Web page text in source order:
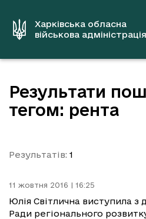
вмістуХарківська обласна
військова адміністрація
Результати
тегом: рента
Результатів: 1
11 жовтня 2016 | 16:25
Юлія Світлична виступила з
Ради регіонального